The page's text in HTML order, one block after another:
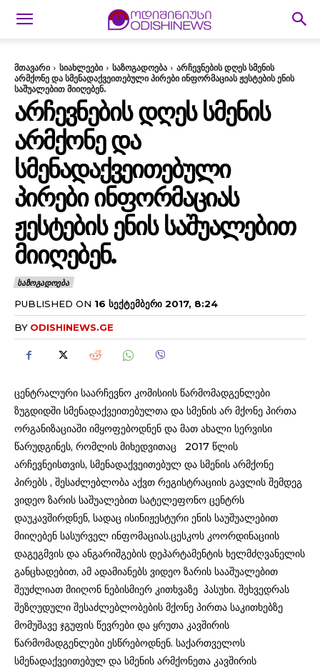
მთავარი სიახლეები საზოგადოება
არჩევნების დღეს სმენის
არმქონე და სმენადაქვეითებული პირები ინფორმაციას ჟესტების ენის
საშუალებით მიიღებენ.
ᲐᲠᲩᲔᲕᲜᲔᲑᲘᲡ ᲓᲦᲔᲡ ᲡᲛᲔᲜᲘᲡ
ᲐᲠᲛᲥᲝᲜᲔ ᲓᲐ
ᲡᲛᲔᲜᲐᲓᲐᲥᲕᲔᲘᲗᲔᲑᲣᲚᲘ
ᲞᲘᲠᲔᲑᲘ ᲘᲜᲤᲝᲠᲛᲐᲪᲘᲐᲡ
ᲟᲔᲡᲢᲔᲑᲘᲡ ᲔᲜᲘᲡ ᲡᲐᲨᲣᲐᲚᲔᲑᲘᲗ
ᲛᲘᲘᲦᲔᲑᲔᲜ.
ᲡᲐᲖᲝᲒᲐᲓᲝᲔᲑᲐ
PUBLISHED ON 16 ᲡᲔᲥᲢᲔᲛᲑᲔᲠᲘ 2017, 8:24
BY ODISHINEWS.GE
ცენტრალური საარჩევნო კომისიის წარმომადგენლები
ზუგდიდში სმენადაქვეითებულთა და სმენის არ მქონე პირთა
ორგანიზაციაში იმყოფებოდნენ და მათ ახალი სერვისი
წარუდგინეს, რომლის მიხედვითაც 2017 წლის
არჩევნეისთვის, სმენადაქვეითებულ და სმენის არმქონე
პირებს , შესაძლებლობა აქვთ რეგისტრაციის გავლის შემდეგ
ვიდეო ზარის საშუალებით სატელეფონო ცენტრს
დაუკავშირდნენ, სადაც ისინიჟესტური ენის საუშუალებით
მიიღებენ სასურველ ინფომაციას.ცესკოს კოორდინაციის
დაგეგმვის და ანგარიშგების დეპარტამენტის ხელმძღვანელის
განცხადებით, ამ ადამიანებს ვიდეო ზარის სააშუალებით
შეუძლიათ მიიღონ ნებისმიერ კითხვაზე პასუხი. შეხვედრას
შეზღუდული შესაძლებლობების მქონე პირთა საკითხებზე
მომუშავე ჯგუფის წევრები და ყრუთა კავშირის
წარმომადგენლები ესწრებოდნენ. საქართველოს
სმენადაქვეითებულ და სმენის არმქონეთა კავშირის